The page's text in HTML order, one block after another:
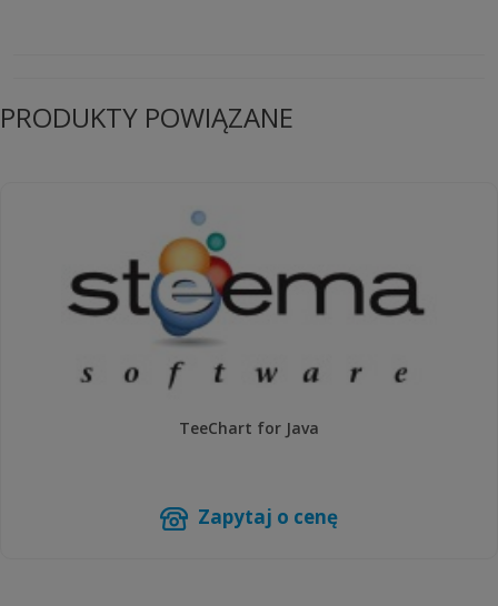
PRODUKTY POWIĄZANE
TeeChart for Java
Zapytaj o cenę